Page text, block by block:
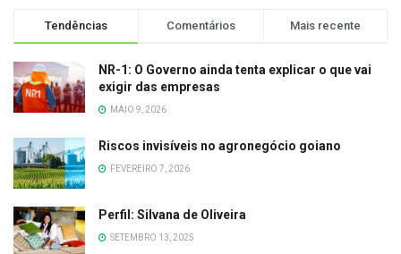
Tendências Comentários Mais recente
NR-1: O Governo ainda tenta explicar o que vai
exigir das empresas
MAIO 9, 2026
Riscos invisíveis no agronegócio goiano
FEVEREIRO 7, 2026
Perfil: Silvana de Oliveira
SETEMBRO 13, 2025